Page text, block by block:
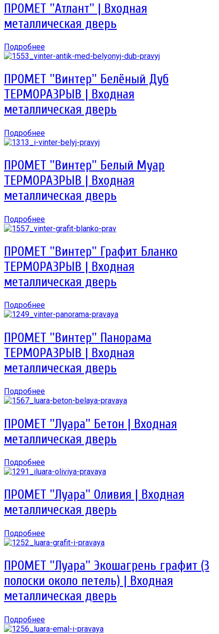
ПРОМЕТ ''Атлант'' | Входная
металлическая дверь
Подробнее
ПРОМЕТ ''Винтер'' Белёный Дуб
ТЕРМОРАЗРЫВ | Входная
металлическая дверь
Подробнее
ПРОМЕТ ''Винтер'' Белый Муар
ТЕРМОРАЗРЫВ | Входная
металлическая дверь
Подробнее
ПРОМЕТ ''Винтер'' Графит Бланко
ТЕРМОРАЗРЫВ | Входная
металлическая дверь
Подробнее
ПРОМЕТ ''Винтер'' Панорама
ТЕРМОРАЗРЫВ | Входная
металлическая дверь
Подробнее
ПРОМЕТ ''Луара'' Бетон | Входная
металлическая дверь
Подробнее
ПРОМЕТ ''Луара'' Оливия | Входная
металлическая дверь
Подробнее
ПРОМЕТ ''Луара'' Экошагрень графит (3
полоски около петель) | Входная
металлическая дверь
Подробнее